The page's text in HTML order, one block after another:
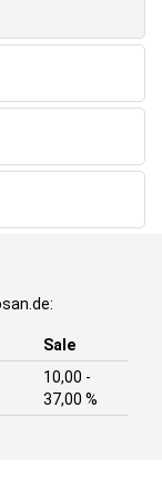
Sale
10,00 -
37,00 %